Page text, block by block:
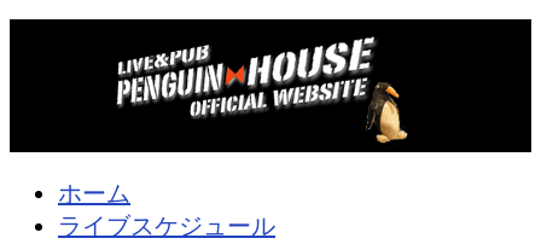
ホーム
ライブスケジュール